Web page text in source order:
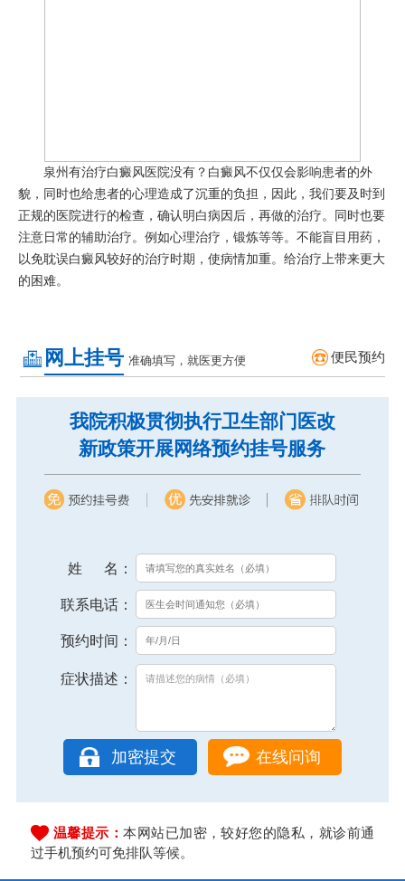
泉州有治疗白癜风医院没有？ 白癜风不仅仅会影响患者的外
貌，同时也给患者的心理造成了沉重的负担，因此，我们要及时到
正规的医院进行的检查，确认明白病因后，再做的治疗。同时也要
注意日常的辅助治疗。例如心理治疗，锻炼等等。不能盲目用药，
以免耽误白癜风较好的治疗时期，使病情加重。给治疗上带来更大
的困难。
网上挂号 准确填写，就医更方便 便民预约
我院积极贯彻执行卫生部门医改
新政策开展网络预约挂号服务
姓 名：
联系电话：
预约时间：
症状描述：
在线问询
温馨提示：本网站已加密，较好您的隐私，就诊前通
过手机预约可免排队等候。